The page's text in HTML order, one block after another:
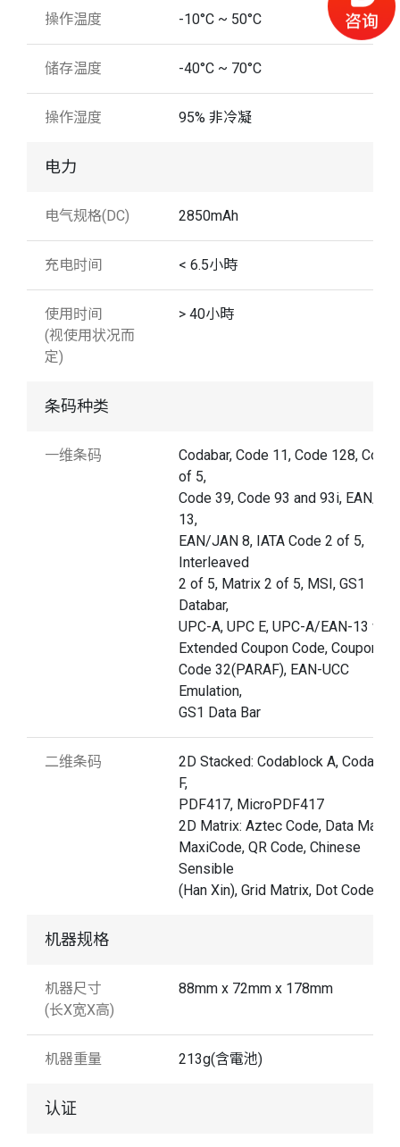
操作温度 -10°C ~ 50°C
储存温度 -40°C ~ 70°C
操作湿度 95% 非冷凝
电力
电气规格(DC) 2850mAh
充电时间 < 6.5小時
使用时间
(视使用状况而
定)
> 40小時
条码种类
一维条码
Codabar, Code 11, Code 128, Code
of 5,
Code 39, Code 93 and 93i, EAN/
13,
EAN/JAN 8, IATA Code 2 of 5,
Interleaved
2 of 5, Matrix 2 of 5, MSI, GS1
Databar,
UPC-A, UPC E, UPC-A/EAN-13 with
Extended Coupon Code, Coupon
Code 32(PARAF), EAN-UCC
Emulation,
GS1 Data Bar
二维条码
2D Stacked: Codablock A,
F,
PDF417, MicroPDF417
2D Matrix: Aztec Code, Data Matrix,
MaxiCode, QR Code, Chinese
Sensible
(Han Xin), Grid Matrix, Dot Code
机器规格
机器尺寸
(长X宽X高)
88mm x 72mm x 178mm
机器重量 213g(含電池)
认证